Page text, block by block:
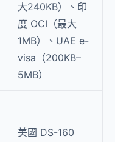
大240KB）、印
度 OCI（最大
1MB）、UAE e-
visa（200KB–
5MB）
美國 DS-160